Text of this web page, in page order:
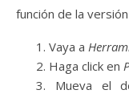
función de la
Vaya a
Haga click en
Mueva el